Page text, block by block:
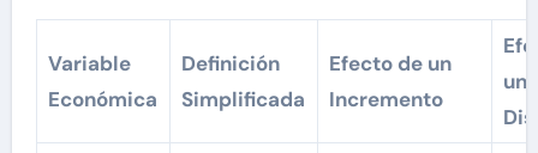
Variable
Económica
Definición
Simplificada
Efecto de un
Incremento
una